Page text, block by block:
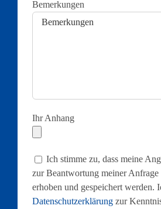
Bemerkungen
Ihr Anhang
Ich stimme zu, dass meine
zur Beantwortung meiner Anfrage
erhoben und gespeichert werden.
Datenschutzerklärungzur